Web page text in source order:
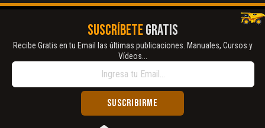
SUSCRÍBETEGRATIS
Recibe Gratis en tu Email las últimas publicaciones. Manuales, Cursos y
Vídeos...